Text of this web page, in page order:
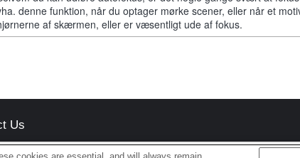
denne funktion, når du optager mørke scener, eller når et
af skærmen, eller er væsentligt ude af fokus.
Us